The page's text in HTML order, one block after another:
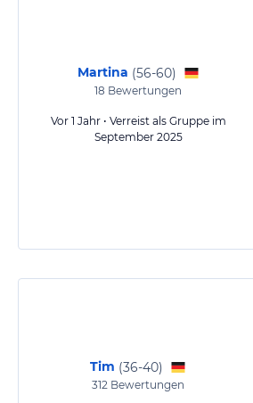
Martina (56-60)
18 Bewertungen
Vor 1 Jahr • Verreist als Gruppe im
September 2025
Tim (36-40)
312 Bewertungen